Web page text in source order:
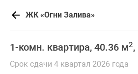
ЖК «Огни Залива»
1-комн. квартира, 40.36 м2
Срок сдачи 4 квартал 2026 года